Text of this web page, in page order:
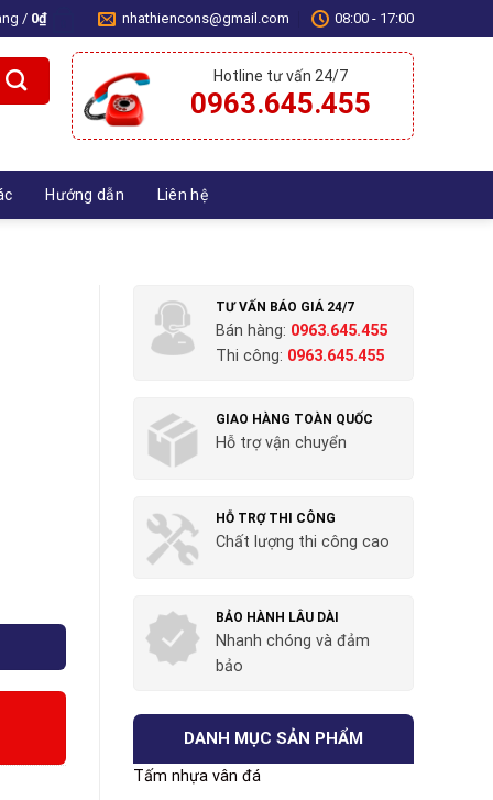
/ 0₫ nhathiencons@gmail.com 08:00 - 17:00
Hotline tư vấn 24/7
0963.645.455
Hướng dẫn Liên hệ
TƯ VẤN BÁO GIÁ 24/7
Bán hàng: 0963.645.455
Thi công: 0963.645.455
GIAO HÀNG TOÀN QUỐC
Hỗ trợ vận chuyển
HỖ TRỢ THI CÔNG
Chất lượng thi công cao
BẢO HÀNH LÂU DÀI
Nhanh chóng và đảm
bảo
DANH MỤC SẢN PHẨM
Tấm nhựa vân đá